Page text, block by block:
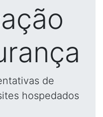
de
hospedados